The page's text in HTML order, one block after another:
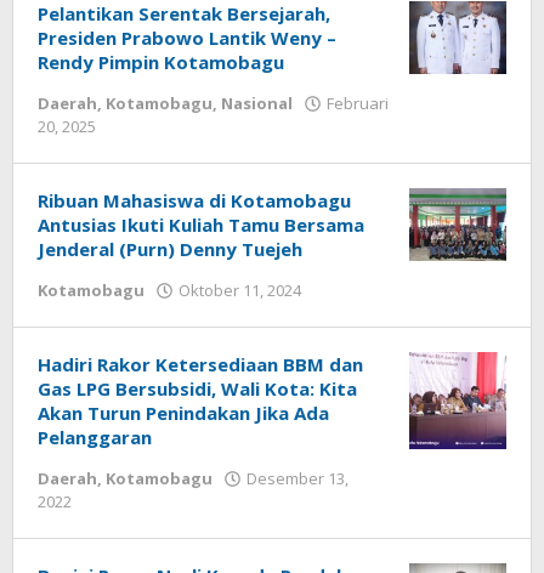
Pelantikan Serentak Bersejarah,
Presiden Prabowo Lantik Weny –
Rendy Pimpin Kotamobagu
Daerah, Kotamobagu, Nasional
Februari
20, 2025
Ribuan Mahasiswa di Kotamobagu
Antusias Ikuti Kuliah Tamu Bersama
Jenderal (Purn) Denny Tuejeh
Kotamobagu Oktober 11, 2024
Hadiri Rakor Ketersediaan BBM dan
Gas LPG Bersubsidi, Wali Kota: Kita
Akan Turun Penindakan Jika Ada
Pelanggaran
Daerah, Kotamobagu
Desember 13,
2022